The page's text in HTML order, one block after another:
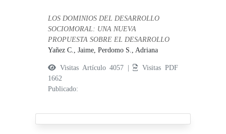
LOS DOMINIOS DEL DESARROLLO
SOCIOMORAL: UNA NUEVA
PROPUESTA SOBRE EL DESARROLLO
Yañez C., Jaime,Perdomo S., Adriana
Visitas Artículo 4057 |
Visitas PDF
1662
Publicado: